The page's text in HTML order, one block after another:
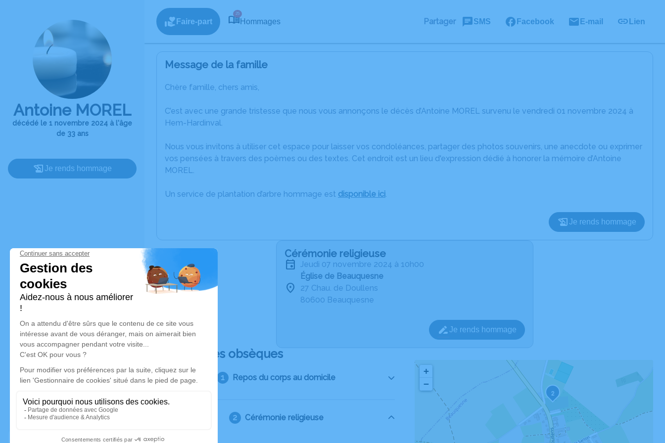
Antoine MOREL
décédé le 1 novembre 2024 à l'âge
de 33 ans
Je rends hommage
Faire-part
25
Hommages Partager SMS Facebook E-mail Lien
Message de la famille
Chère famille, chers amis,
C’est avec une grande tristesse que nous vous annonçons le décès d’Antoine MOREL survenu le vendredi 01 novembre 2024 à
Hem-Hardinval.
Nous vous invitons à utiliser cet espace pour laisser vos condoléances, partager des photos souvenirs, une anecdote ou exprimer
vos pensées à travers des poèmes ou des textes. Cet endroit est un lieu d'expression dédié à honorer la mémoire d’Antoine
MOREL.
Un service de plantation d’arbre hommage est disponible ici.
Je rends hommage
Cérémonie religieuse
jeudi 07 novembre 2024 à 10h00
Église de Beauquesne
27 Chau. de Doullens
80600 Beauquesne
Je rends hommage
Déroulé des obsèques
Repos du corps au domicile
Cérémonie religieuse
2
+
−